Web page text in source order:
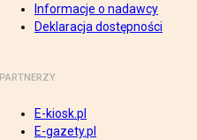
Informacje o nadawcy
Deklaracja dostępności
PARTNERZY
E-kiosk.pl
E-gazety.pl